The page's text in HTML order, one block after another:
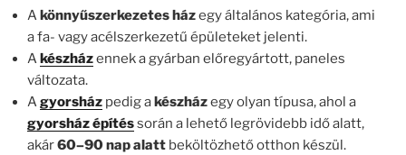
A könnyűszerkezetes házegy általános kategória, ami
a fa- vagy acélszerkezetű épületeket jelenti.
A készházennek a gyárban előregyártott, paneles
változata.
Agyorsház pedig a készházegy olyan típusa, ahol a
gyorsház építéssorán a lehető legrövidebb idő alatt,
akár60–90 nap alatt beköltözhető otthon készül.